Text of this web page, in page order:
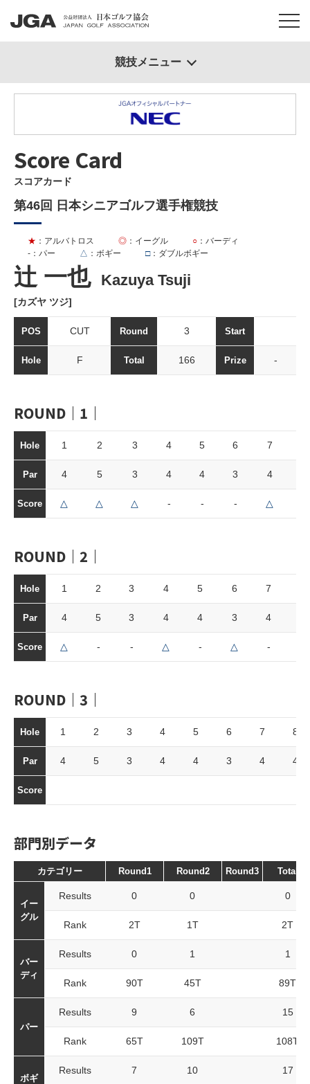
Score Card
スコアカード
第46回 日本シニアゴルフ選手権競技
辻 一也 Kazuya Tsuji
[カズヤ ツジ]
★ ：アルバトロス ◎ ：イーグル ○ ：バーディ
- ：パー △ ：ボギー □：ダブルボギー
POS CUT Round 3 Start
Hole F Total 166 Prize -
ROUND｜1｜
Hole 1 2 3 4 5 6 7
Par 4 5 3 4 4 3 4
Score △ △ △ - - - △
ROUND｜2｜
Hole 1 2 3 4 5 6 7
Par 4 5 3 4 4 3 4
Score △ - - △ - △ -
ROUND｜3｜
Hole 1 2 3 4 5 6 7 8
Par 4 5 3 4 4 3 4 4
Score
部門別データ
カテゴリー Round1 Round2 Round3 Total
イー
グル
Results 0 0 0
Rank 2T 1T 2T
バー
ディ
Results 0 1 1
Rank 90T 45T 89T
パー
Results 9 6 15
Rank 65T 109T 108T
ボギ
Results 7 10 17
競技メニュー